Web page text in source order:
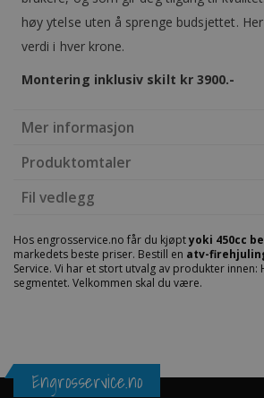
høy ytelse uten å sprenge budsjettet.
verdi i hver krone.
Montering inklusiv skilt kr 3900.-
Mer informasjon
Produktomtaler
Fil vedlegg
Hos engrosservice.no får du kjøptyoki 450cc
markedets beste priser. Bestill en atv-
Service. Vi har et stort utvalg av produkter
segmentet. Velkommen skal du være.
Engrosservice.no